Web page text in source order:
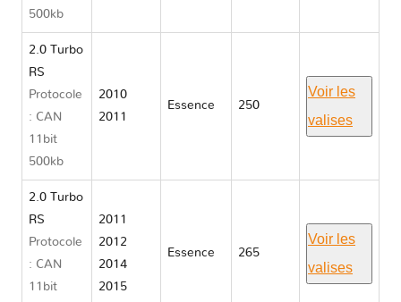
500kb
2.0 Turbo
RS
Protocole
: CAN
11bit
500kb
2010
2011
Essence 250
Voir les
valises
2.0 Turbo
RS
Protocole
: CAN
11bit
2011
2012
2014
2015
Essence 265
Voir les
valises